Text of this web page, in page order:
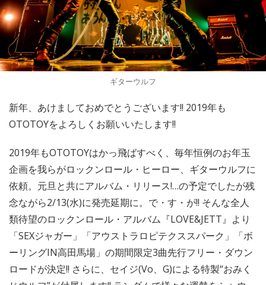
ギターウルフ
新年、あけましておめでとうございます!! 2019年も
OTOTOYをよろしくお願いいたします!!
2019年もOTOTOYはかっ飛ばすべく、毎年恒例のお年玉
企画を我らがロックンロール・ヒーロー、ギターウルフに
依頼。元旦と共にアルバム・リリース!…の予定でしたが残
念ながら2/13(水)に発売延期に。で・す・が!! そんな全人
類待望のロックンロール・アルバム『LOVE&JETT』より
「SEXジャガー」「アウストラロピテクススパーク」「ボ
ーリングIN高田馬場」の期間限定3曲先行フリー・ダウン
ロードが決定!! さらに、セイジ(Vo、G)による特製“おみく